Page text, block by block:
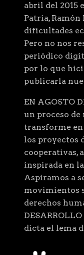
abril del 2015
Patria, Ramón
dificultades
Pero no nos
periódico
por lo que
publicarla
EN AGOSTO
un proceso
transforme
los proyectos
cooperativas,
inspirada en
Aspiramos a
movimientos
derechos
dicta el lema